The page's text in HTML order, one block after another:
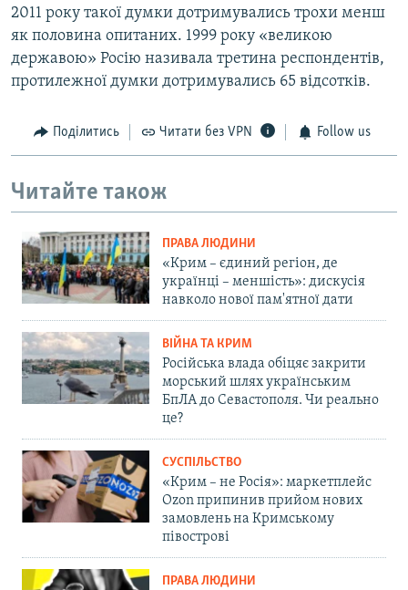
2011 року такої думки дотримувались трохи менш
як половина опитаних. 1999 року «великою
державою» Росію називала третина респондентів,
протилежної думки дотримувались 65 відсотків.
Поділитись Читати без VPN Follow us
Читайте також
ПРАВА ЛЮДИНИ
«Крим – єдиний регіон, де
українці – меншість»: дискусія
навколо нової пам'ятної дати
ВІЙНА ТА КРИМ
Російська влада обіцяє закрити
морський шлях українським
БпЛА до Севастополя. Чи реально
це?
СУСПІЛЬСТВО
«Крим – не Росія»: маркетплейс
Ozon припинив прийом нових
замовлень на Кримському
півострові
ПРАВА ЛЮДИНИ